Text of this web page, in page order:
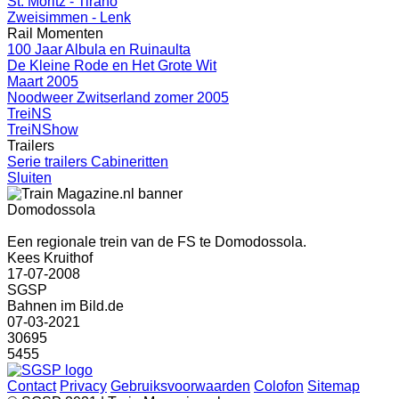
Zweisimmen - Lenk
Rail Momenten
100 Jaar Albula en Ruinaulta
De Kleine Rode en Het Grote Wit
Maart 2005
Noodweer Zwitserland zomer 2005
TreiNS
TreiNShow
Trailers
Serie trailers Cabineritten
Sluiten
Domodossola
Een regionale trein van de FS te Domodossola.
Kees Kruithof
17-07-2008
SGSP
Bahnen im Bild.de
07-03-2021
30695
5455
Contact Privacy Gebruiksvoorwaarden Colofon Sitemap